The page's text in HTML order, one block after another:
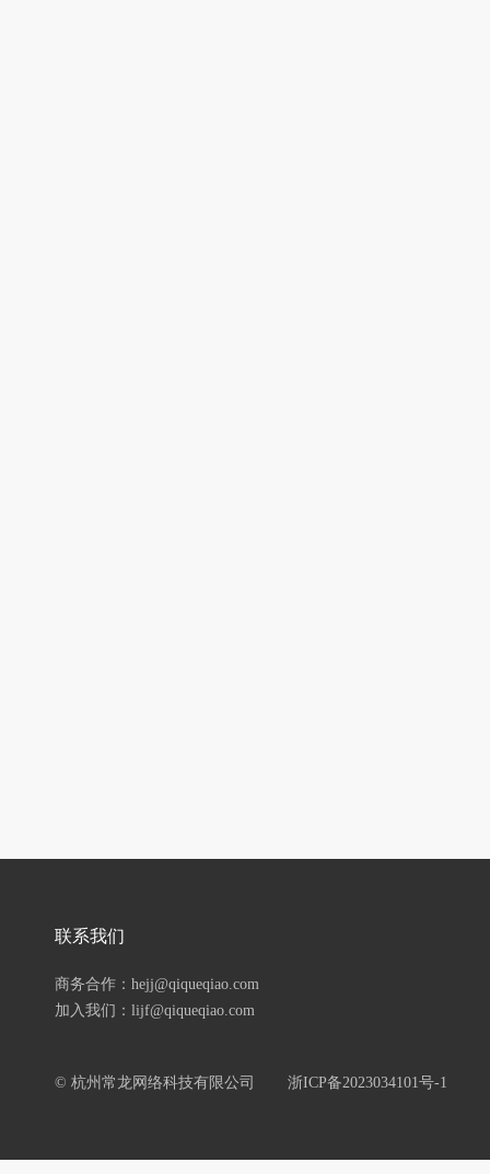
联系我们
商务合作：hejj@qiqueqiao.com
加入我们：lijf@qiqueqiao.com
© 杭州常龙网络科技有限公司 浙ICP备2023034101号-1